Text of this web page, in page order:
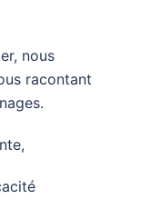
nous
racontant